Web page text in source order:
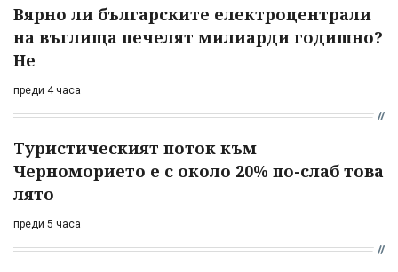
Вярно ли българските електроцентрали
на въглища печелят милиарди годишно?
Не
преди 4 часа
Туристическият поток към
Черноморието е с около 20% по-слаб това
лято
преди 5 часа